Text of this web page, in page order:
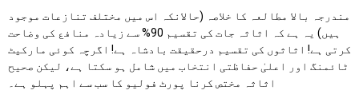
مندرجہ بالا مطالعہ کا خلاصہ (حالانکہ اس میں مختلف تنازعات موجود
ہیں) یہ ہے کہ اثاثہ جات کی تقسیم 90% سے زیادہ منافع کی وضاحت
کرتی ہے! اثاثوں کی تقسیم درحقیقت بادشاہ ہے! اگرچہ کوئی مارکیٹ
ٹائمنگ اور اعلیٰ حفاظتی انتخاب میں شامل ہو سکتا ہے، لیکن صحیح
اثاثہ مختص کرنا پورٹ فولیو کا سب سے اہم پہلو ہے۔